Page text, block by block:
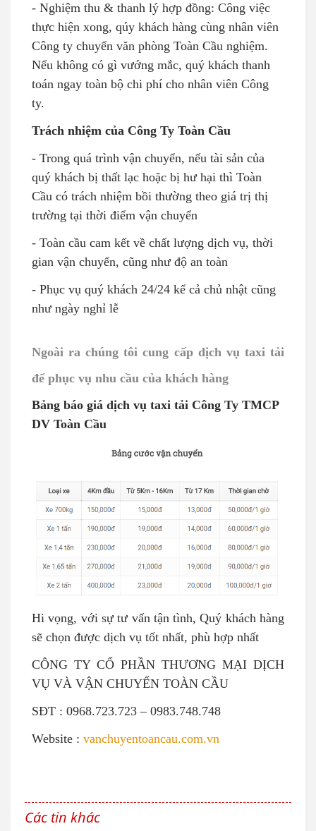
- Nghiệm thu & thanh lý hợp đồng: Công việc
thực hiện xong, qúy khách hàng cùng nhân viên
Công ty chuyển văn phòng Toàn Cầu nghiệm.
Nếu không có gì vướng mắc, quý khách thanh
toán ngay toàn bộ chi phí cho nhân viên Công
ty.
Trách nhiệm của Công Ty Toàn Cầu
- Trong quá trình vận chuyển, nếu tài sản của
quý khách bị thất lạc hoặc bị hư hại thì Toàn
Cầu có trách nhiệm bồi thường theo giá trị thị
trường tại thời điểm vận chuyển
- Toàn cầu cam kết về chất lượng dịch vụ, thời
gian vận chuyển, cũng như độ an toàn
- Phục vụ quý khách 24/24 kể cả chủ nhật cũng
như ngày nghỉ lễ
Ngoài ra chúng tôi cung cấp dịch vụ taxi tải
để phục vụ nhu cầu của khách hàng
Bảng báo giá dịch vụ taxi tải Công Ty TMCP
DV Toàn Cầu
Hi vọng, với sự tư vấn tận tình, Quý khách hàng
sẽ chọn được dịch vụ tốt nhất, phù hợp nhất
CÔNG TY CỔ PHẦN THƯƠNG MẠI DỊCH
VỤ VÀ VẬN CHUYỂN TOÀN CẦU
SĐT : 0968.723.723 – 0983.748.748
Website : vanchuyentoancau.com.vn
Các tin khác